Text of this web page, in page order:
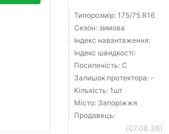
Типорозмір: 175/75 R16
Сезон: зимова
Індекс навантаження:
Індекс швидкості:
Посиленість: C
Залишок протектора: -
Кількість: 1шт
Місто: Запоріжжя
Продавець:
(07.08.26)